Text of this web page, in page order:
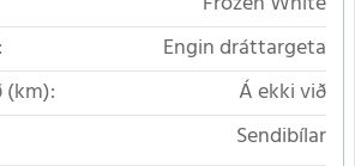
Engin dráttargeta
Á ekki við
Sendibílar